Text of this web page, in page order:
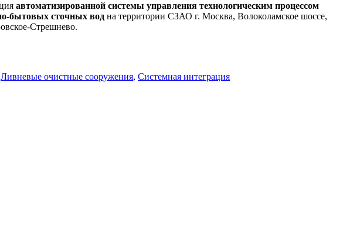
автоматизированной системы управления технологическим процессом
бытовых сточных вод на территории СЗАО г. Москва, Волоколамское шоссе,
Стрешнево.
Ливневые очистные сооружения, Системная интеграция